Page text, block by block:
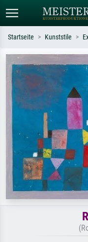
Standardsuche
Suchen Sie nach Künstlern,
Sternennacht,
Hokusai, Akt.
Startseite Kunststile